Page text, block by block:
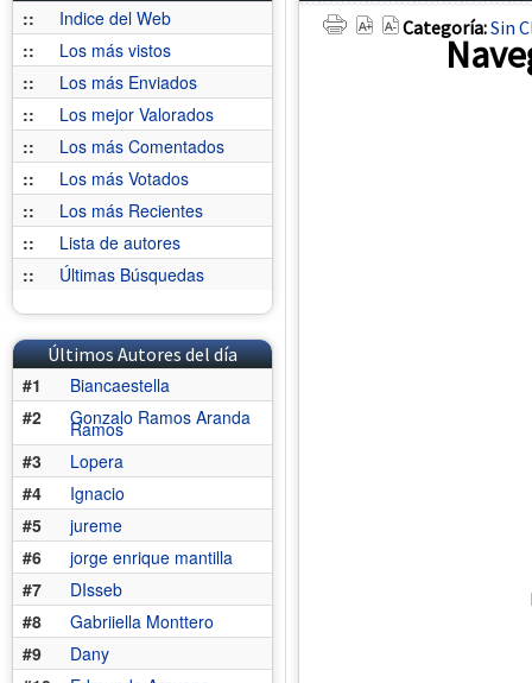
::
Indice del Web
::
Los más vistos
::
Los más Enviados
::
Los mejor Valorados
::
Los más Comentados
::
Los más Votados
::
Los más Recientes
::
Lista de autores
::
Últimas Búsquedas
Últimos Autores del día
#1
Biancaestella
#2
Gonzalo Ramos Aranda
Ramos
#3
Lopera
#4
Ignacio
#5
jureme
#6
jorge enrique mantilla
#7
DIsseb
#8
Gabriiella Monttero
#9
Dany
Categoría:Sin